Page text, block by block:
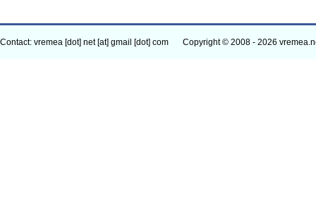
Contact: vremea [dot] net [at] gmail [dot] com Copyright © 2008 - 2026